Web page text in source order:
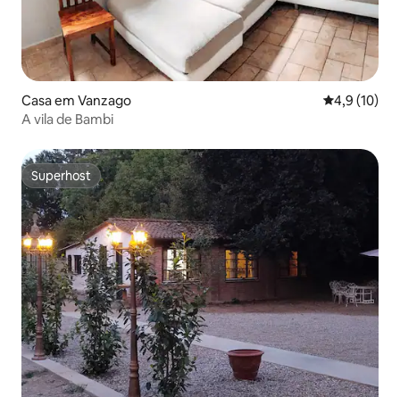
Casa em Vanzago
4,9 (10)
A vila de Bambi
Superhost
Superhost